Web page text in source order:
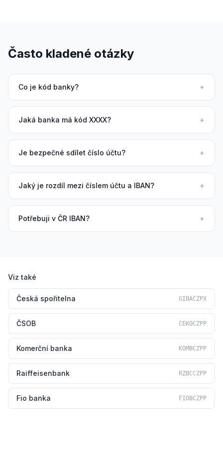
Často kladené otázky
Co je kód banky? +
Jaká banka má kód XXXX? +
Je bezpečné sdílet číslo účtu? +
Jaký je rozdíl mezi číslem účtu a IBAN? +
Potřebuji v ČR IBAN? +
Viz také
Česká spořitelna GIBACZPX
ČSOB CEKOCZPP
Komerční banka KOMBCZPP
Raiffeisenbank RZBCCZPP
Fio banka FIOBCZPP